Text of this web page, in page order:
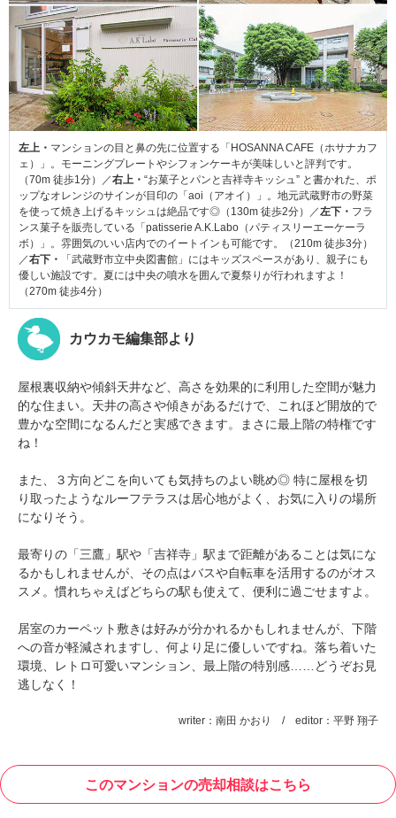
左上・ マンションの目と鼻の先に位置する「HOSANNA CAFE（ホサナカフ
ェ）」。モーニングプレートやシフォンケーキが美味しいと評判です。
（70m 徒歩1分）／右上・ “お菓子とパンと吉祥寺キッシュ” と書かれた、ポ
ップなオレンジのサインが目印の「aoi（アオイ）」。地元武蔵野市の野菜
を使って焼き上げるキッシュは絶品です◎（130m 徒歩2分）／左下・ フラ
ンス菓子を販売している「patisserie A.K.Labo（パティスリーエーケーラ
ボ）」。雰囲気のいい店内でのイートインも可能です。（210m 徒歩3分）
／右下・
「武蔵野市立中央図書館」にはキッズスペースがあり、親子にも
優しい施設です。夏には中央の噴水を囲んで夏祭りが行われますよ！
（270m 徒歩4分）
カウカモ編集部より
屋根裏収納や傾斜天井など、高さを効果的に利用した空間が魅力
的な住まい。天井の高さや傾きがあるだけで、これほど開放的で
豊かな空間になるんだと実感できます。まさに最上階の特権です
ね！
また、３方向どこを向いても気持ちのよい眺め◎ 特に屋根を切
り取ったようなルーフテラスは居心地がよく、お気に入りの場所
になりそう。
最寄りの「三鷹」駅や「吉祥寺」駅まで距離があることは気にな
るかもしれませんが、その点はバスや自転車を活用するのがオス
スメ。慣れちゃえばどちらの駅も使えて、便利に過ごせますよ。
居室のカーペット敷きは好みが分かれるかもしれませんが、下階
への音が軽減されますし、何より足に優しいですね。落ち着いた
環境、レトロ可愛いマンション、最上階の特別感……どうぞお見
逃しなく！
writer：南田 かおり / editor：平野 翔子
このマンションの売却相談はこちら